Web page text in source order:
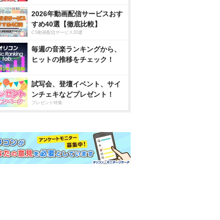
2026年動画配信サービスおす
すめ40選【徹底比較】
CS動画配信サービス20選
毎週の音楽ランキングから、
ヒットの推移をチェック！
試写会、登壇イベント、サイ
ンチェキなどプレゼント！
プレゼント特集